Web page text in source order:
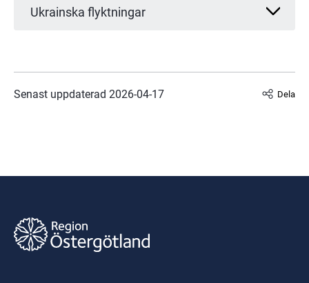
Ukrainska flyktningar
Senast uppdaterad 2026-04-17 Dela